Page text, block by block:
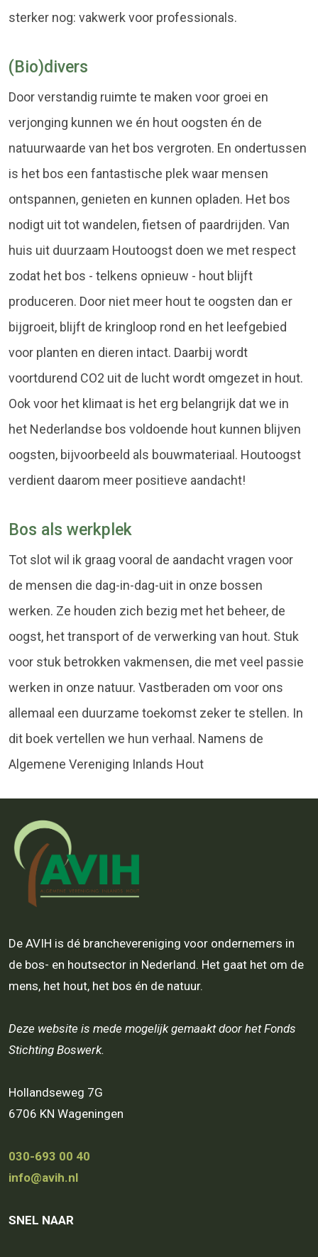
sterker nog: vakwerk voor professionals.
(Bio)divers
Door verstandig ruimte te maken voor groei en
verjonging kunnen we én hout oogsten én de
natuurwaarde van het bos vergroten. En ondertussen
is het bos een fantastische plek waar mensen
ontspannen, genieten en kunnen opladen. Het bos
nodigt uit tot wandelen, fietsen of paardrijden. Van
huis uit duurzaam Houtoogst doen we met respect
zodat het bos - telkens opnieuw - hout blijft
produceren. Door niet meer hout te oogsten dan er
bijgroeit, blijft de kringloop rond en het leefgebied
voor planten en dieren intact. Daarbij wordt
voortdurend CO2 uit de lucht wordt omgezet in hout.
Ook voor het klimaat is het erg belangrijk dat we in
het Nederlandse bos voldoende hout kunnen blijven
oogsten, bijvoorbeeld als bouwmateriaal. Houtoogst
verdient daarom meer positieve aandacht!
Bos als werkplek
Tot slot wil ik graag vooral de aandacht vragen voor
de mensen die dag-in-dag-uit in onze bossen
werken. Ze houden zich bezig met het beheer, de
oogst, het transport of de verwerking van hout. Stuk
voor stuk betrokken vakmensen, die met veel passie
werken in onze natuur. Vastberaden om voor ons
allemaal een duurzame toekomst zeker te stellen. In
dit boek vertellen we hun verhaal. Namens de
Algemene Vereniging Inlands Hout
De AVIH is dé branchevereniging voor ondernemers in
de bos- en houtsector in Nederland. Het gaat het om de
mens, het hout, het bos én de natuur.
Deze website is mede mogelijk gemaakt door het Fonds
Stichting Boswerk.
Hollandseweg 7G
6706 KN Wageningen
030-693 00 40
info@avih.nl
SNEL NAAR